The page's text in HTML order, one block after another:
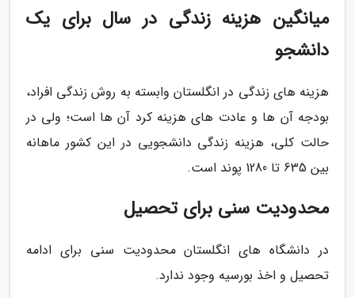
میانگین هزینه زندگی در سال برای یک
دانشجو
هزینه های زندگی در انگلستان وابسته به روش زندگی افراد،
بودجه آن ها و عادت های هزینه کرد آن ها است؛ ولی در
حالت کلی، هزینه زندگی دانشجویی در این کشور ماهانه
بین 635 تا 1280 پوند است.
محدودیت سنی برای تحصیل
در دانشگاه های انگلستان محدودیت سنی برای ادامه
تحصیل و اخذ بورسیه وجود ندارد.